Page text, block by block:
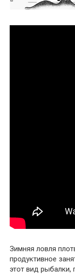
Зимняя ловля
продуктивное
этот вид рыбалки,